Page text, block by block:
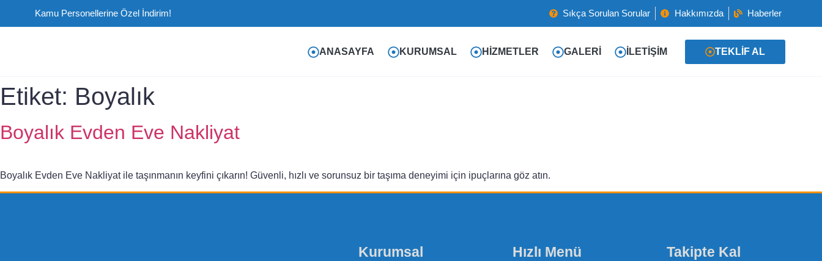
Kamu Personellerine Özel İndirim! Sıkça Sorulan Sorular Hakkımızda Haberler
ANASAYFA KURUMSAL HIZMETLER GALERI İLETIŞIM TEKLIF AL
Etiket: Boyalık
Boyalık Evden Eve Nakliyat
Boyalık Evden Eve Nakliyat ile taşınmanın keyfini çıkarın! Güvenli, hızlı ve sorunsuz bir taşıma deneyimi için ipuçlarına göz atın.
Kurumsal Hızlı Menü Takipte Kal